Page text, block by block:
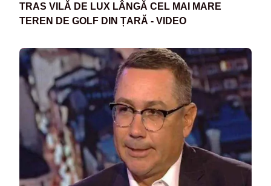
TRAS VILĂ DE LUX LÂNGĂ CEL MAI MARE
TEREN DE GOLF DIN ȚARĂ - VIDEO